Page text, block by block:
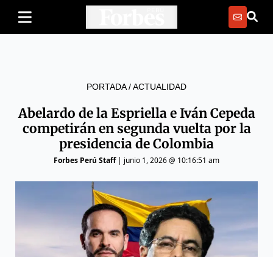
PORTADA/ACTUALIDAD
Abelardo de la Espriella e Iván Cepeda
competirán en segunda vuelta por la
presidencia de Colombia
Forbes Perú Staff| junio 1, 2026 @ 10:16:51 am